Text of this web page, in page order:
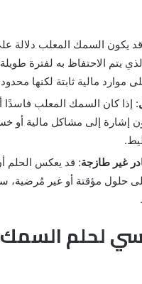
يكون السمك المعلب دلالة
يتم الاحتفاظ به لفترة
موارد مالية ثابتة لكنها
: إذا كان السمك المعلب فاسدًا
إشارة إلى مشاكل مالية أو
غير طازجة: قد يعكس الحلم
حلول مؤقتة أو غير مُرضية،
لحلم السمك